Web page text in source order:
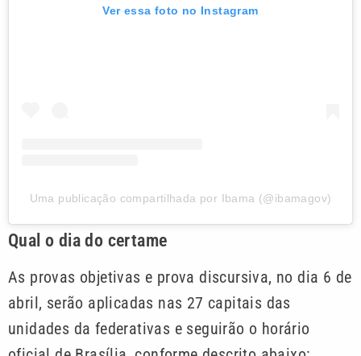
Ver essa foto no Instagram
Uma publicação compartilhada por Ibama (@ibamagov)
Qual o dia do certame
As provas objetivas e prova discursiva, no dia 6 de
abril, serão aplicadas nas 27 capitais das
unidades da federativas e seguirão o horário